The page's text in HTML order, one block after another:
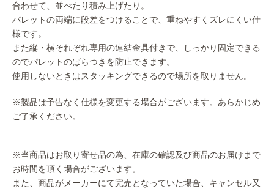
合わせて、並べたり積み上げたり。
パレットの両端に段差をつけることで、重ねやすくズレにくい仕
様です。
また縦・横それぞれ専用の連結金具付きで、しっかり固定できる
のでパレットのばらつきを防止できます。
使用しないときはスタッキングできるので場所を取りません。
※製品は予告なく仕様を変更する場合がございます。あらかじめ
ご了承ください。
※当商品はお取り寄せ品の為、在庫の確認及び商品のお届けまで
お時間を頂く場合がございます。
また、商品がメーカーにて完売となっていた場合、キャンセル又